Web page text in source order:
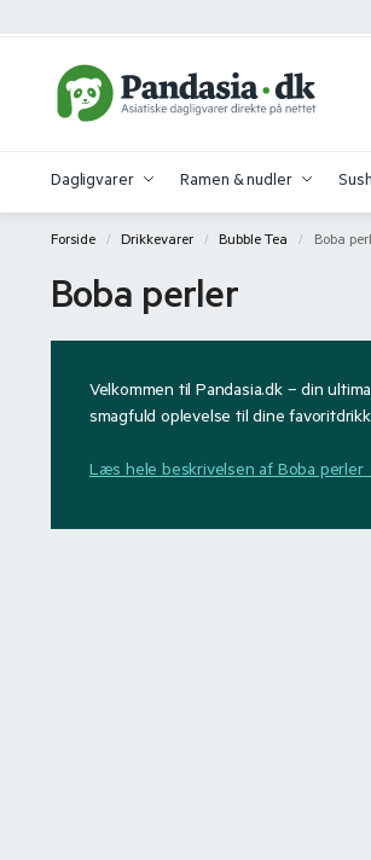
Dagligvarer Ramen & nudler
Forside / Drikkevarer / Bubble Tea / Boba
Boba perler
Velkommen til Pandasia.dk – din
smagfuld oplevelse til dine
Læs hele beskrivelsen af Boba